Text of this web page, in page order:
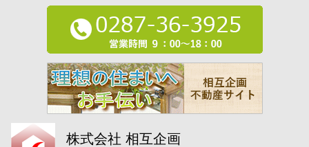
株式会社 相互企画